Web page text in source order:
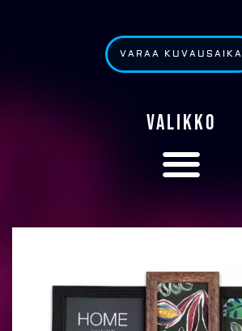
VARAA KUVAUSAIKA
VALIKKO